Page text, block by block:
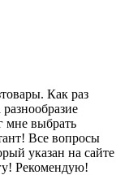
Как раз
мне выбрать
Все вопросы
указан на сайте
Рекомендую!